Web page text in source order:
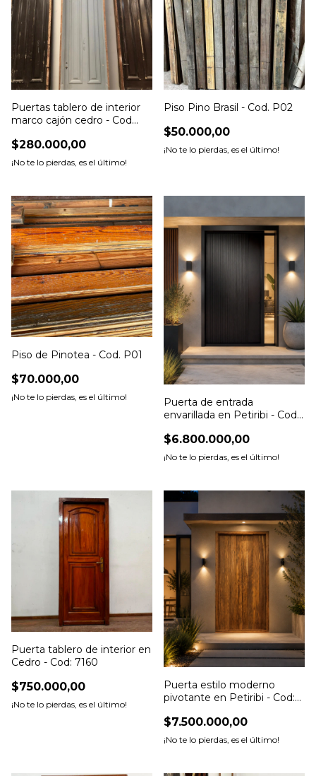
Puertas tablero de interior
marco cajón cedro - Cod
$280.000,00
¡No te lo pierdas, es el último!
Piso Pino Brasil - Cod. P02
$50.000,00
¡No te lo pierdas, es el último!
Piso de Pinotea - Cod. P01
$70.000,00
¡No te lo pierdas, es el último!
Puerta de entrada
envarillada en Petiribi - Cod:
$6.800.000,00
¡No te lo pierdas, es el último!
Puerta tablero de interior en
Cedro - Cod: 7160
$750.000,00
¡No te lo pierdas, es el último!
Puerta estilo moderno
pivotante en Petiribi - Cod:
$7.500.000,00
¡No te lo pierdas, es el último!